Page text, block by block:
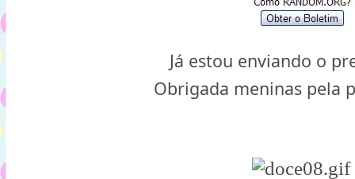
Já estou enviando o
Obrigada meninas pela